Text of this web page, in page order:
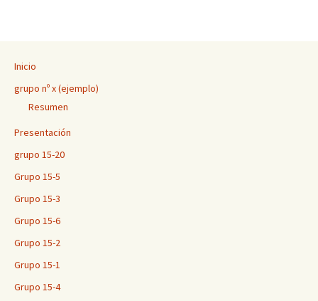
Inicio
grupo nº x (ejemplo)
Resumen
Presentación
grupo 15-20
Grupo 15-5
Grupo 15-3
Grupo 15-6
Grupo 15-2
Grupo 15-1
Grupo 15-4